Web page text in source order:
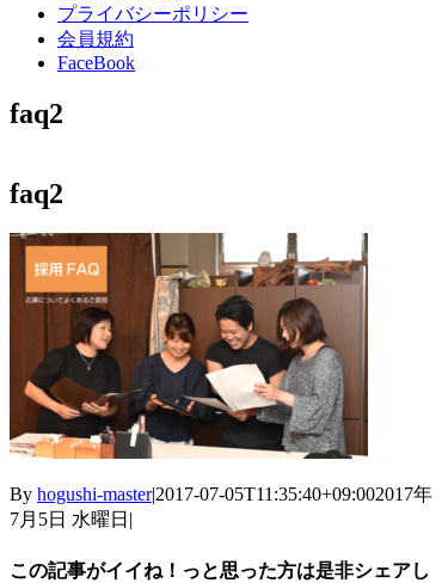
プライバシーポリシー
会員規約
FaceBook
faq2
faq2
By hogushi-master|2017-07-05T11:35:40+09:002017年
7月5日 水曜日 |
この記事がイイね！っと思った方は是非シェアし